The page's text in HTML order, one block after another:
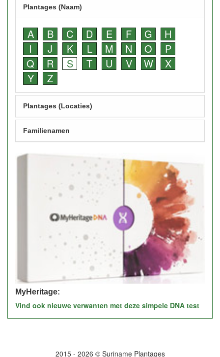
Plantages (Naam)
A B C D E F G
H
I
J K L M N O
P
Q
R S T U V W
X
Y
Z
Plantages (Locaties)
Familienamen
MyHeritage:
Vind ook nieuwe verwanten met deze simpele DNA test
2015 - 2026 © Suriname Plantages